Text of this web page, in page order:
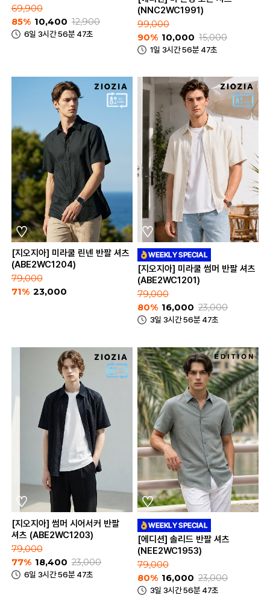
69,900
85% 10,400 12,900
6일 3시간 56분 47초
(NNC2WC1991)
99,000
90% 10,000 15,000
1일 3시간 56분 47초
[지오지아] 미라쿨 린넨 반팔 셔츠
(ABE2WC1204)
79,000
71% 23,000
[지오지아] 미라쿨 썸머 반팔 셔츠
(ABE2WC1201)
79,000
80% 16,000 23,000
3일 3시간 56분 47초
[지오지아] 썸머 시어서커 반팔
셔츠 (ABE2WC1203)
79,000
77% 18,400 23,000
6일 3시간 56분 47초
[에디션] 솔리드 반팔 셔츠
(NEE2WC1953)
79,000
80% 16,000 23,000
3일 3시간 56분 47초